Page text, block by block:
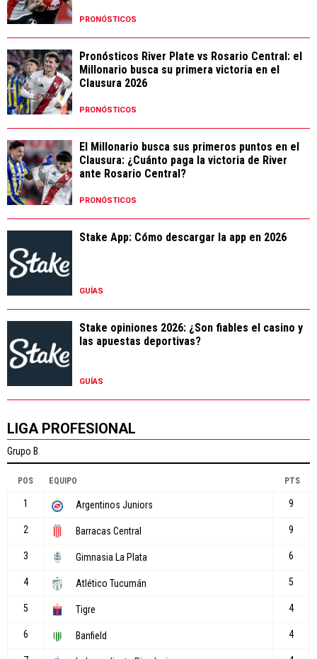
PRONÓSTICOS
Pronósticos River Plate vs Rosario Central: el
Millonario busca su primera victoria en el
Clausura 2026
PRONÓSTICOS
El Millonario busca sus primeros puntos en el
Clausura: ¿Cuánto paga la victoria de River
ante Rosario Central?
PRONÓSTICOS
Stake App: Cómo descargar la app en 2026
GUÍAS
Stake opiniones 2026: ¿Son fiables el casino y
las apuestas deportivas?
GUÍAS
LIGA PROFESIONAL